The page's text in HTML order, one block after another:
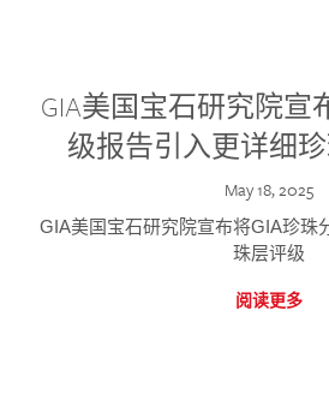
GIA美国宝石研究院宣
级报告引入更详细珍
May 18, 2025
GIA美国宝石研究院宣布将GIA珍珠
珠层评级
阅读更多